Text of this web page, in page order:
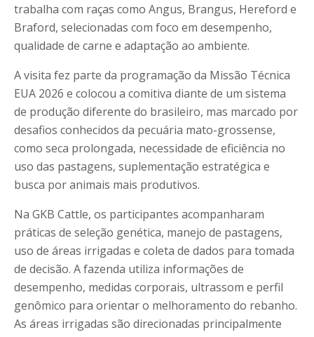
trabalha com raças como Angus, Brangus, Hereford e
Braford, selecionadas com foco em desempenho,
qualidade de carne e adaptação ao ambiente.
A visita fez parte da programação da Missão Técnica
EUA 2026 e colocou a comitiva diante de um sistema
de produção diferente do brasileiro, mas marcado por
desafios conhecidos da pecuária mato-grossense,
como seca prolongada, necessidade de eficiência no
uso das pastagens, suplementação estratégica e
busca por animais mais produtivos.
Na GKB Cattle, os participantes acompanharam
práticas de seleção genética, manejo de pastagens,
uso de áreas irrigadas e coleta de dados para tomada
de decisão. A fazenda utiliza informações de
desempenho, medidas corporais, ultrassom e perfil
genômico para orientar o melhoramento do rebanho.
As áreas irrigadas são direcionadas principalmente